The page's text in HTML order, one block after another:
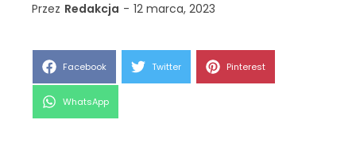
Przez Redakcja - 12 marca, 2023
Share
on
Facebook Share
on
Twitter Share
on
Pinterest
Share
on
WhatsApp